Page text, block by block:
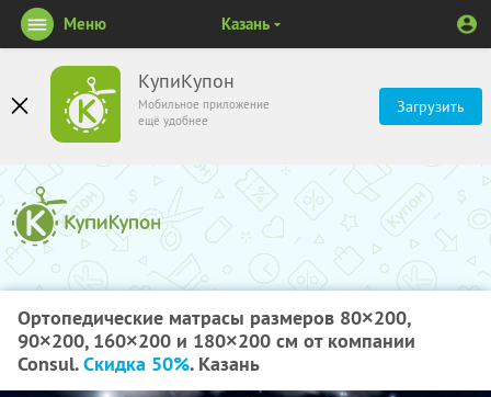
КупиКупон
Мобильное приложение
ещё удобнее
Загрузить
Меню Казань
Ортопедические матрасы размеров 80×200,
90×200, 160×200 и 180×200 см от компании
Consul.Скидка 50%. Казань